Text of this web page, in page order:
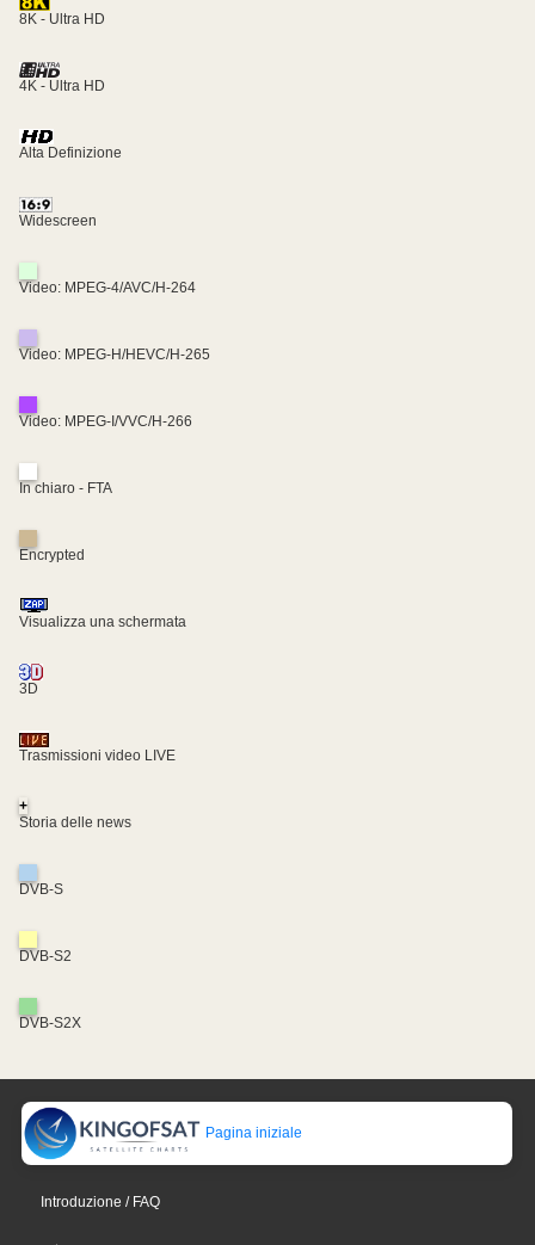
8K - Ultra HD
4K - Ultra HD
Alta Definizione
Widescreen
Video: MPEG-4/AVC/H-264
Video: MPEG-H/HEVC/H-265
Video: MPEG-I/VVC/H-266
In chiaro - FTA
Encrypted
Visualizza una schermata
3D
Trasmissioni video LIVE
+
Storia delle news
DVB-S
DVB-S2
DVB-S2X
Pagina iniziale
Introduzione / FAQ